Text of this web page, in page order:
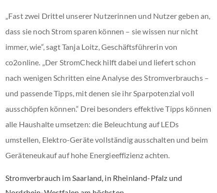
„Fast zwei Drittel unserer Nutzerinnen und Nutzer geben an,
dass sie noch Strom sparen können – sie wissen nur nicht
immer, wie“, sagt Tanja Loitz, Geschäftsführerin von
co2online. „Der StromCheck hilft dabei und liefert schon
nach wenigen Schritten eine Analyse des Stromverbrauchs –
und passende Tipps, mit denen sie ihr Sparpotenzial voll
ausschöpfen können.“ Drei besonders effektive Tipps können
alle Haushalte umsetzen: die Beleuchtung auf LEDs
umstellen, Elektro-Geräte vollständig ausschalten und beim
Geräteneukauf auf hohe Energieeffizienz achten.
Stromverbrauch im Saarland, in Rheinland-Pfalz und